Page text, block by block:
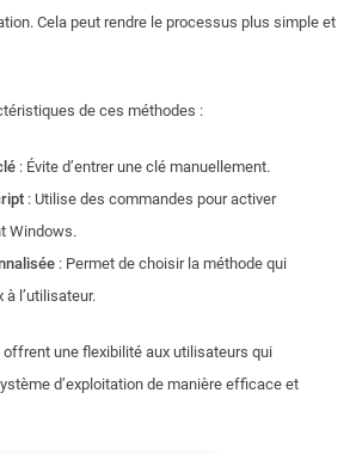
Cela peut rendre le processus plus simple et
de ces méthodes :
: Évite d’entrer une clé manuellement.
: Utilise des commandes pour activer
Windows.
: Permet de choisir la méthode qui
l’utilisateur.
offrent une flexibilité aux utilisateurs qui
d’exploitation de manière efficace et